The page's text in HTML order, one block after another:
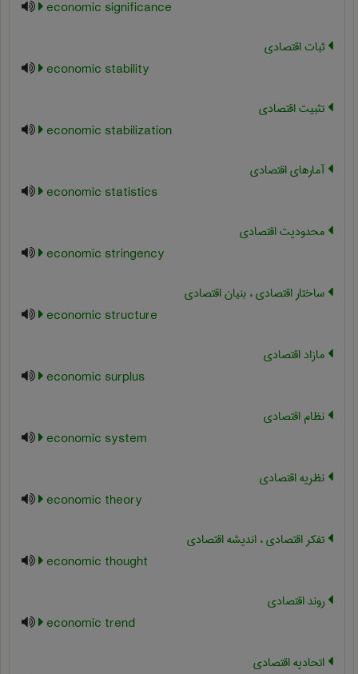
economic significance
ثبات اقتصادی
economic stability
تثبیت اقتصادی
economic stabilization
آمارهای اقتصادی
economic statistics
محدودیت اقتصادی
economic stringency
ساختار اقتصادی ، بنیان اقتصادی
economic structure
مازاد اقتصادی
economic surplus
نظام اقتصادی
economic system
نظریه اقتصادی
economic theory
تفکر اقتصادی ، اندیشه اقتصادی
economic thought
روند اقتصادی
economic trend
اتحادیه اقتصادی